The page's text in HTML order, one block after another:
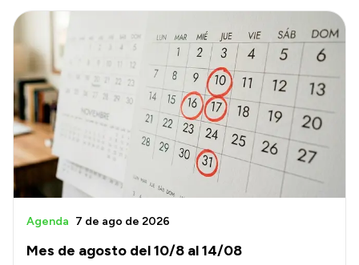
Autoridades
Normativa
Transparencia
Presupuesto
Boletín Oficial
Compras y licitaciones
Mes de agosto del 10/8 al 14/08
Agenda 7 de ago de 2026